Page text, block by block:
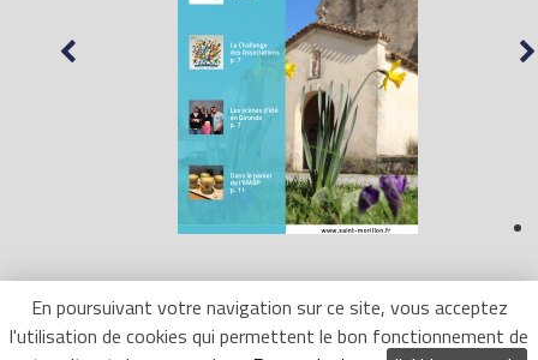
En poursuivant votre navigation sur ce site, vous acceptez
l'utilisation de cookies qui permettent le bon fonctionnement de
Mentions Légales - Site réalisé parLR Marketing